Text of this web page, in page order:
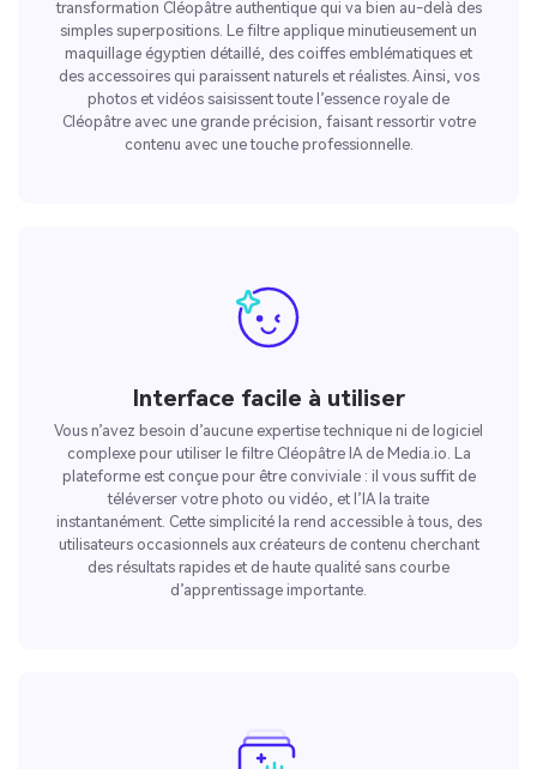
transformation Cléopâtre authentique qui va bien au-delà des
simples superpositions. Le filtre applique minutieusement un
maquillage égyptien détaillé, des coiffes emblématiques et
des accessoires qui paraissent naturels et réalistes. Ainsi, vos
photos et vidéos saisissent toute l’essence royale de
Cléopâtre avec une grande précision, faisant ressortir votre
contenu avec une touche professionnelle.
Interface facile à utiliser
Vous n’avez besoin d’aucune expertise technique ni de logiciel
complexe pour utiliser le filtre Cléopâtre IA de Media.io. La
plateforme est conçue pour être conviviale : il vous suffit de
téléverser votre photo ou vidéo, et l’IA la traite
instantanément. Cette simplicité la rend accessible à tous, des
utilisateurs occasionnels aux créateurs de contenu cherchant
des résultats rapides et de haute qualité sans courbe
d’apprentissage importante.